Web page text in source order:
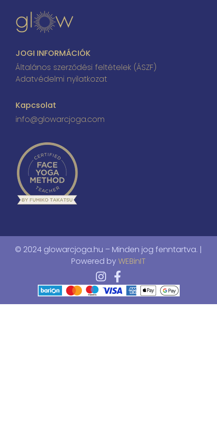
JOGI INFORMÁCIÓK
Általános szerződési feltételek (ÁSZF)
Adatvédelmi nyilatkozat
Kapcsolat
info@glowarcjoga.com
© 2024 glowarcjoga.hu – Minden jog fenntartva. |
Powered byWEBinIT